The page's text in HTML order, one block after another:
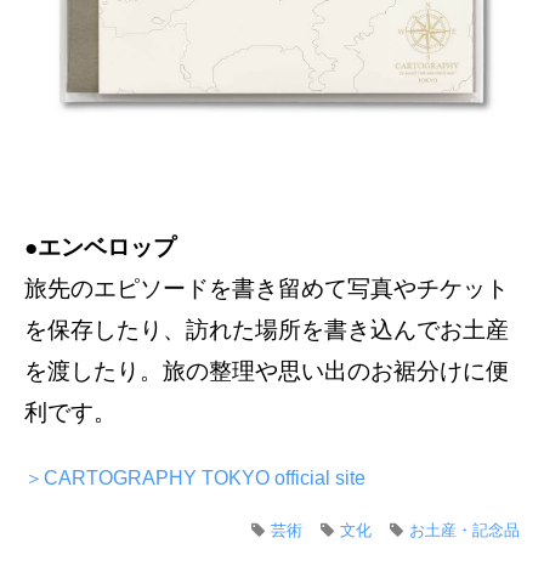
●エンベロップ
旅先のエピソードを書き留めて写真やチケット
を保存したり、訪れた場所を書き込んでお土産
を渡したり。旅の整理や思い出のお裾分けに便
利です。
＞CARTOGRAPHY TOKYO official site
お土産・記念品
文化
芸術